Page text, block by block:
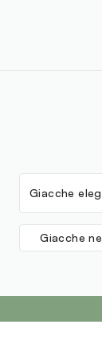
Giacche
Giacche